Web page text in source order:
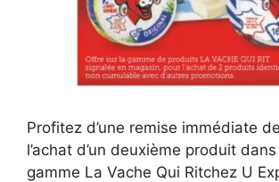
Profitez d’une remise immédiate
l’achat d’un deuxième produit
gamme La Vache Qui Ritchez U